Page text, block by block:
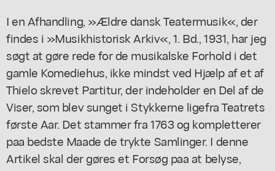
I en Afhandling, »Ældre dansk Teatermusik«, der
findes i »Musikhistorisk Arkiv«, 1. Bd., 1931, har jeg
søgt at gøre rede for de musikalske Forhold i det
gamle Komediehus, ikke mindst ved Hjælp af et af
Thielo skrevet Partitur, der indeholder en Del af de
Viser, som blev sunget i Stykkerne ligefra Teatrets
første Aar. Det stammer fra 1763 og kompletterer
paa bedste Maade de trykte Samlinger. I denne
Artikel skal der gøres et Forsøg paa at belyse,